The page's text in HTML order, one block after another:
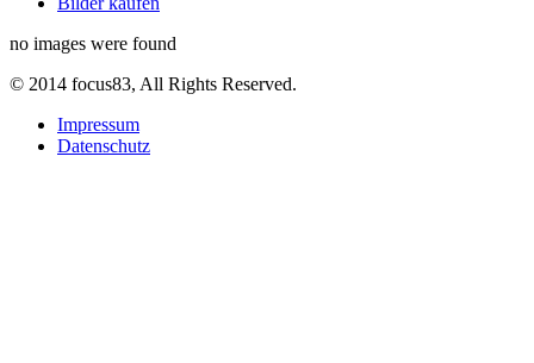
no images were found
© 2014 focus83, All Rights Reserved.
Impressum
Datenschutz